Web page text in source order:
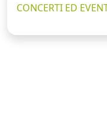
CONCERTI ED